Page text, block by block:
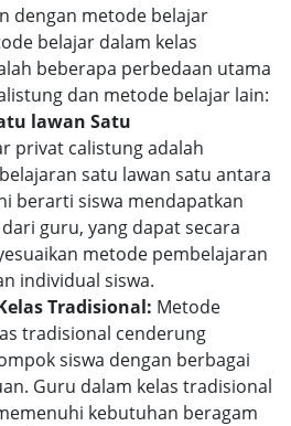
dengan metode belajar
belajar dalam kelas
beberapa perbedaan utama
dan metode belajar lain:
lawan Satu
privat calistung adalah
satu lawan satu antara
berarti siswa mendapatkan
guru, yang dapat secara
metode pembelajaran
individual siswa.
Tradisional: Metode
tradisional cenderung
siswa dengan berbagai
Guru dalam kelas tradisional
kebutuhan beragam